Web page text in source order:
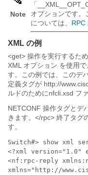
Note
「
オプションです。
については、 RPC
XML の例
<get> 操作を実行するた
XML オプション を使用
す。この例では、このデ
定義タグが http://
ルドのためにnfcli.xsd フ
NETCONF 操作タグとデ
きます。</rpc> 終了タグ
す。
Switch#> show xml
<?xml version="1.0"
<nf:rpc-reply
xmlns="http://